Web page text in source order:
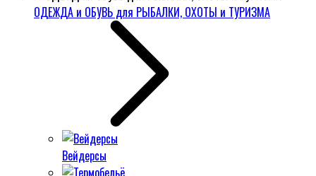
ОДЕЖДА и ОБУВЬ для РЫБАЛКИ, ОХОТЫ и ТУРИЗМА
Вейдерсы